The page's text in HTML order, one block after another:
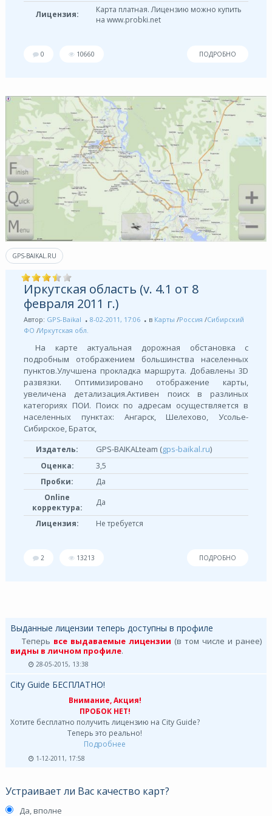
Лицензия:
Карта платная. Лицензию можно купить
на www.probki.net
0 10660 ПОДРОБНО
GPS-BAIKAL.RU
Иркутская область (v. 4.1 от 8
февраля 2011 г.)
Автор: GPS-Baikal 8-02-2011, 17:06 в Карты /Россия /Сибирский
ФО /Иркутская обл.
На карте актуальная дорожная обстановка с
подробным отображением большинства населенных
пунктов.Улучшена прокладка маршрута. Добавлены 3D
развязки. Оптимизировано отображение карты,
увеличена детализация.Активен поиск в разлиных
категориях ПОИ. Поиск по адресам осуществляется в
населенных пунктах: Ангарск, Шелехово, Усолье-
Сибирское, Братск,
Издатель: GPS-BAIKALteam (gps-baikal.ru)
Оценка:
3,5
Пробки:
Да
Online
корректура:
Да
Лицензия: Не требуется
2 13213 ПОДРОБНО
Выданные лицензии теперь доступны в профиле
Теперь все выдаваемые лицензии (в том числе и ранее)
видны в личном профиле.
28-05-2015, 13:38
City Guide БЕСПЛАТНО!
Внимание, Акция!
ПРОБОК НЕТ!
Хотите бесплатно получить лицензию на City Guide?
Теперь это реально!
Подробнее
1-12-2011, 17:58
Устраивает ли Вас качество карт?
Да, вполне